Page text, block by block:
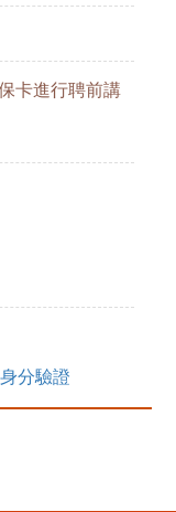
卡進行聘前講
分驗證